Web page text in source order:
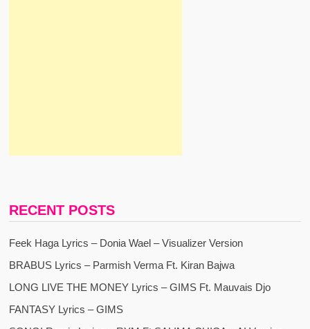
RECENT POSTS
Feek Haga Lyrics – Donia Wael – Visualizer Version
BRABUS Lyrics – Parmish Verma Ft. Kiran Bajwa
LONG LIVE THE MONEY Lyrics – GIMS Ft. Mauvais Djo
FANTASY Lyrics – GIMS